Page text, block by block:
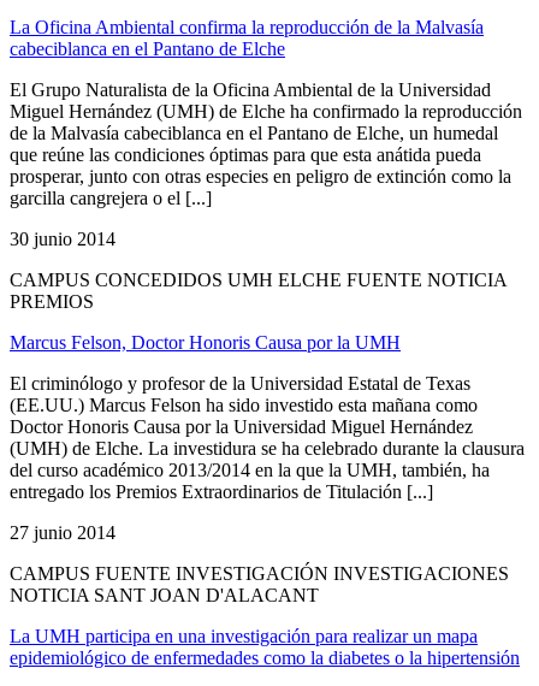
La Oficina Ambiental confirma la reproducción de la Malvasía
cabeciblanca en el Pantano de Elche
El Grupo Naturalista de la Oficina Ambiental de la Universidad
Miguel Hernández (UMH) de Elche ha confirmado la reproducción
de la Malvasía cabeciblanca en el Pantano de Elche, un humedal
que reúne las condiciones óptimas para que esta anátida pueda
prosperar, junto con otras especies en peligro de extinción como la
garcilla cangrejera o el [...]
30 junio 2014
CAMPUS CONCEDIDOS UMH ELCHE FUENTE NOTICIA
PREMIOS
Marcus Felson, Doctor Honoris Causa por la UMH
El criminólogo y profesor de la Universidad Estatal de Texas
(EE.UU.) Marcus Felson ha sido investido esta mañana como
Doctor Honoris Causa por la Universidad Miguel Hernández
(UMH) de Elche. La investidura se ha celebrado durante la clausura
del curso académico 2013/2014 en la que la UMH, también, ha
entregado los Premios Extraordinarios de Titulación [...]
27 junio 2014
CAMPUS FUENTE INVESTIGACIÓN INVESTIGACIONES
NOTICIA SANT JOAN D'ALACANT
La UMH participa en una investigación para realizar un mapa
epidemiológico de enfermedades como la diabetes o la hipertensión